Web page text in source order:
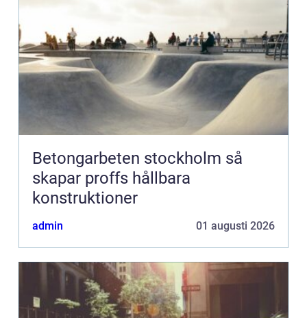
Betongarbeten stockholm så
skapar proffs hållbara
konstruktioner
admin 01 augusti 2026